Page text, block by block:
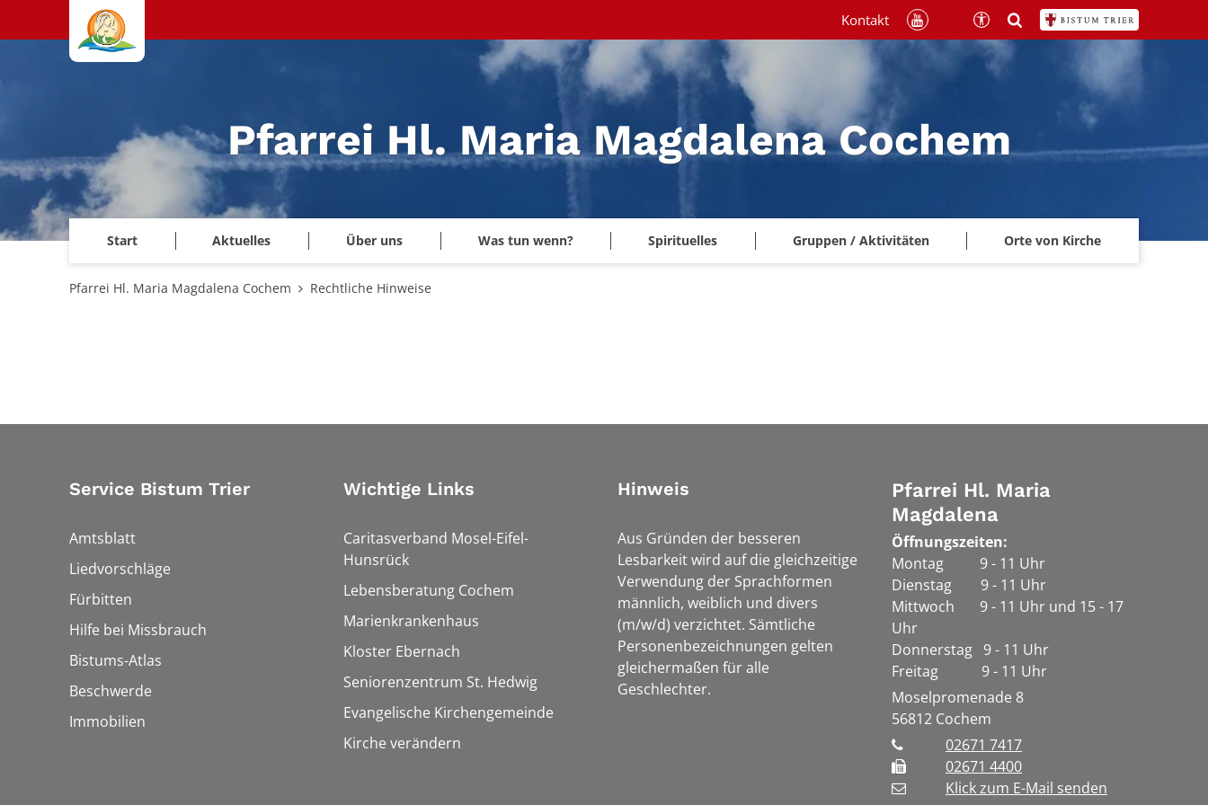
Zum Inhalt springen
Pfarrei Hl. Maria Magdalena Cochem
Start Aktuelles Über uns Was tun wenn? Spirituelles Gruppen / Aktivitäten Orte von Kirche
Kontakt
Pfarrei Hl. Maria Magdalena Cochem Rechtliche Hinweise
Service Bistum Trier
Amtsblatt
Liedvorschläge
Fürbitten
Hilfe bei Missbrauch
Bistums-Atlas
Beschwerde
Immobilien
Wichtige Links
Caritasverband Mosel-Eifel-
Hunsrück
Lebensberatung Cochem
Marienkrankenhaus
Kloster Ebernach
Seniorenzentrum St. Hedwig
Evangelische Kirchengemeinde
Kirche verändern
Hinweis
Aus Gründen der besseren
Lesbarkeit wird auf die gleichzeitige
Verwendung der Sprachformen
männlich, weiblich und divers
(m/w/d) verzichtet. Sämtliche
Personenbezeichnungen gelten
gleichermaßen für alle
Geschlechter.
Pfarrei Hl. Maria
Magdalena
Öffnungszeiten:
Montag 9 - 11 Uhr
Dienstag 9 - 11 Uhr
Mittwoch 9 - 11 Uhr und 15 - 17
Uhr
Donnerstag 9 - 11 Uhr
Freitag 9 - 11 Uhr
Moselpromenade 8
56812 Cochem
02671 7417
02671 4400
Klick zum E-Mail senden